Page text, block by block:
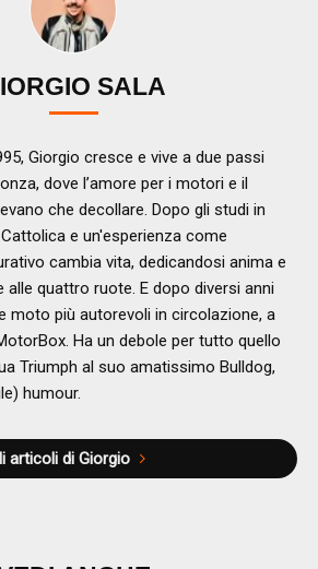
SALA
Giorgio cresce e vive a due passi
dove l’amore per i motori e il
che decollare. Dopo gli studi in
e un'esperienza come
cambia vita, dedicandosi anima e
quattro ruote. E dopo diversi anni
moto più autorevoli in circolazione, a
Ha un debole per tutto quello
Triumph al suo amatissimo Bulldog,
humour.
articoli di Giorgio